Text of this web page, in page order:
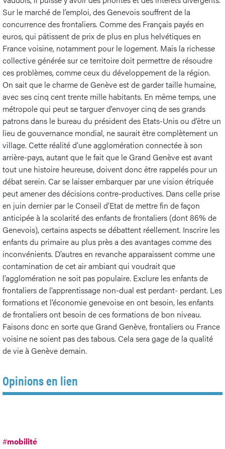
Sur le marché de l’emploi, des Genevois souffrent de la
concurrence des frontaliers. Comme des Français payés en
euros, qui pâtissent de prix de plus en plus helvétiques en
France voisine, notamment pour le logement. Mais la richesse
collective générée sur ce territoire doit permettre de résoudre
ces problèmes, comme ceux du développement de la région.
On sait que le charme de Genève est de garder taille humaine,
avec ses cinq cent trente mille habitants. En même temps, une
métropole qui peut se targuer d’envoyer cinq de ses grands
patrons dans le bureau du président des Etats-Unis ou d’être un
lieu de gouvernance mondial, ne saurait être complètement un
village. Cette réalité d’une agglomération connectée à son
arrière-pays, autant que le fait que le Grand Genève est avant
tout une histoire heureuse, doivent donc être rappelés pour un
débat serein. Car se laisser embarquer par une vision étriquée
peut amener des décisions contre-productives. Dans celle prise
en juin dernier par le Conseil d’Etat de mettre fin de façon
anticipée à la scolarité des enfants de frontaliers (dont 86% de
Genevois), certains aspects se débattent réellement. Inscrire les
enfants du primaire au plus près a des avantages comme des
inconvénients. D’autres en revanche apparaissent comme une
contamination de cet air ambiant qui voudrait que
l’agglomération ne soit pas populaire. Exclure les enfants de
frontaliers de l’apprentissage non-dual est perdant- perdant. Les
formations et l’économie genevoise en ont besoin, les enfants
de frontaliers ont besoin de ces formations de bon niveau.
Faisons donc en sorte que Grand Genève, frontaliers ou France
voisine ne soient pas des tabous. Cela sera gage de la qualité
de vie à Genève demain.
Opinions en lien
#mobilité